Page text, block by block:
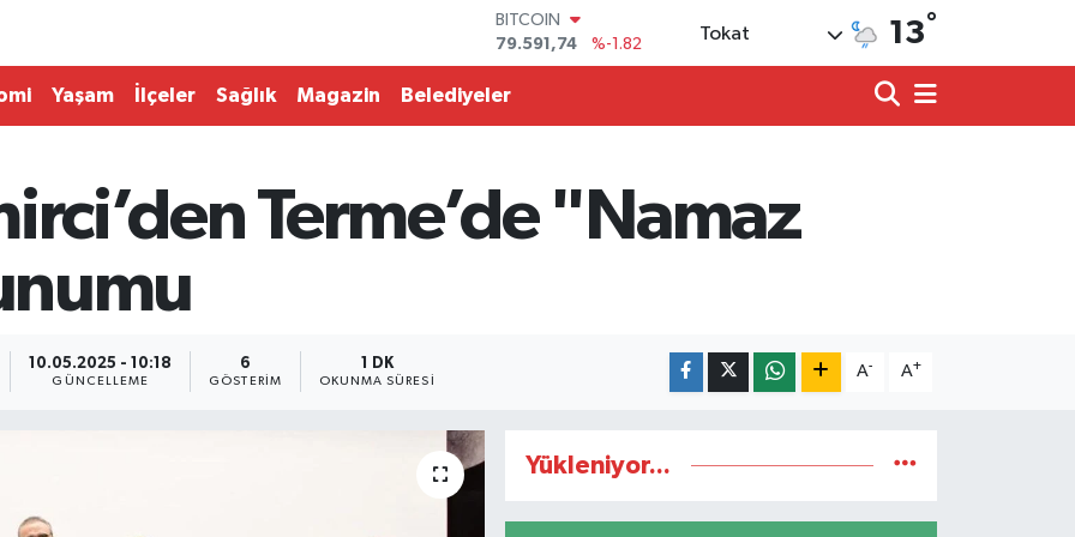
BITCOIN
79.591,74
%-1.82
DOLAR
45,43620
G.ALTIN
6862,09000
%0.19
Tokat 13°
Yaşam İlçeler Sağlık Magazin Belediyeler
Terme’de "Namaz
10.05.2025 - 10:18
GÜNCELLEME
6
GÖSTERIM
1 DK
OKUNMA SÜRESI
A- A+
Yükleniyor...